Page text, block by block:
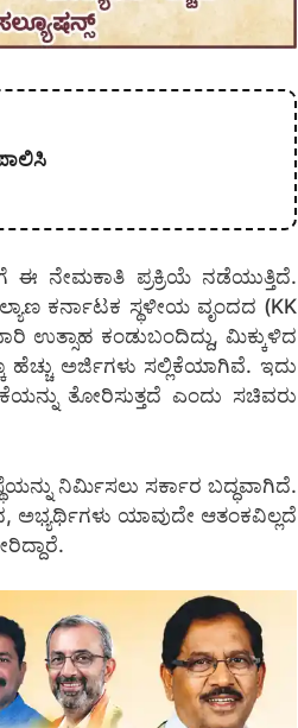
ಈ ನೇಮಕಾತಿ ಪ್ರಕ್ರಿಯೆ ನಡೆಯುತ್ತಿದೆ.
ಕರ್ನಾಟಕ ಸ್ಥಳೀಯ ವೃಂದದ (KK
ಉತ್ಸಾಹ ಕಂಡುಬಂದಿದ್ದು, ಮಿಕ್ಕುಳಿದ
ಹೆಚ್ಚು ಅರ್ಜಿಗಳು ಸಲ್ಲಿಕೆಯಾಗಿವೆ. ಇದು
ತೋರಿಸುತ್ತದೆ ಎಂದು ಸಚಿವರು
ನಿರ್ಮಿಸಲು ಸರ್ಕಾರ ಬದ್ಧವಾಗಿದೆ.
ಅಭ್ಯರ್ಥಿಗಳು ಯಾವುದೇ ಆತಂಕವಿಲ್ಲದೆ